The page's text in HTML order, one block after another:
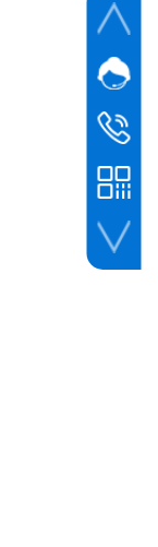
网站客
业务
黎先生